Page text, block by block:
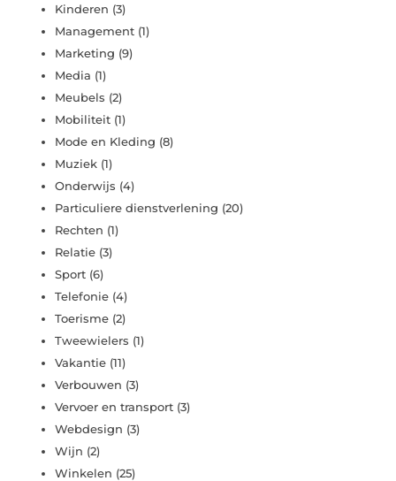
Kinderen (3)
Management (1)
Marketing (9)
Media (1)
Meubels (2)
Mobiliteit (1)
Mode en Kleding (8)
Muziek (1)
Onderwijs (4)
Particuliere dienstverlening (20)
Rechten (1)
Relatie (3)
Sport (6)
Telefonie (4)
Toerisme (2)
Tweewielers (1)
Vakantie (11)
Verbouwen (3)
Vervoer en transport (3)
Webdesign (3)
Wijn (2)
Winkelen (25)